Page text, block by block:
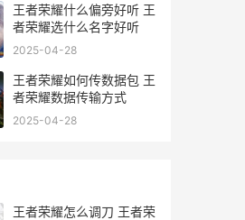
王者荣耀什么偏旁好听 王
者荣耀选什么名字好听
2025-04-28
王者荣耀如何传数据包 王
者荣耀数据传输方式
2025-04-28
王者荣耀怎么调刀 王者荣